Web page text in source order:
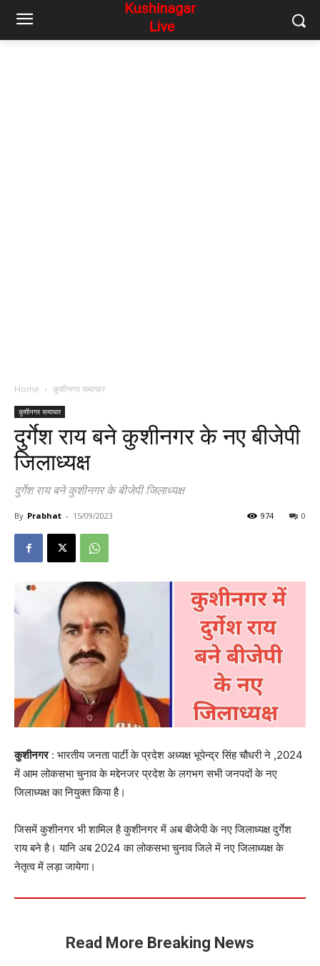
Home कुशीनगर समाचार
कुशीनगर समाचार
दुर्गेश राय बने कुशीनगर के नए बीजेपी
जिलाध्यक्ष
दुर्गेश राय बने कुशीनगर के बीजेपी जिलाध्यक्ष
By Prabhat - 15/09/2023 0
974
कुशीनगर: भारतीय जनता पार्टी के प्रदेश अध्यक्ष भूपेन्द्र सिंह चौधरी ने ,2024
में आम लोकसभा चुनाव के मद्देनजर प्रदेश के लगभग सभी जनपदों के नए
जिलाध्यक्ष का नियुक्त किया है।
जिसमें कुशीनगर भी शामिल है कुशीनगर में अब बीजेपी के नए जिलाध्यक्ष दुर्गेश
राय बने है। यानि अब 2024 का लोकसभा चुनाव जिले में नए जिलाध्यक्ष के
नेतृत्व में लड़ा जायेगा।
Read More Breaking News